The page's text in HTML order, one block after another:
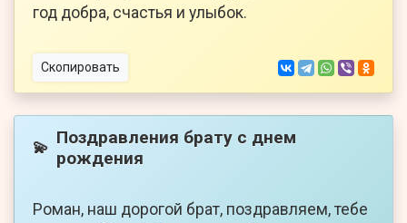
год добра, счастья и улыбок.
Скопировать
💫 Поздравления брату с днем
рождения
Роман, наш дорогой брат, поздравляем, тебе